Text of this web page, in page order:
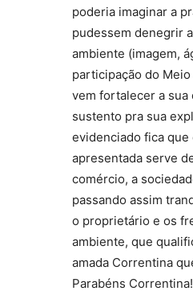
poderia imaginar a
pudessem denegrir
ambiente (imagem,
participação do
vem fortalecer a sua
sustento pra sua
evidenciado fica que
apresentada serve
comércio, a
passando assim
o proprietário e os
ambiente, que
amada Correntina
Parabéns Correntina!